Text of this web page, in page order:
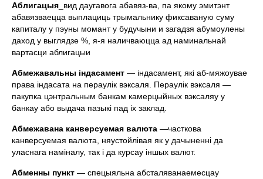
Аблигацыя _вид даугавога абавяз-ва, па якому эмитэнт
абавязваецца выплациць трымальнику фиксаваную суму
капиталу у пэуны момант у будучыни и загадзя абумоулены
даход у выглядзе %, я-я наличваюцца ад наминальнай
вартасци аблигацыи
Абмежавальны iндасамент — iндасамент, якi аб-мяжоувае
права iндасата на пераулiк вэксаля. Пераулiк вэксаля —
пакупка цэнтральным банкам камерцыйных вэксаляу у
банкау або выдача пазыкi пад iх заклад.
Абмежавана канверсуемая валюта —часткова
канверсуемая валюта, няустойлiвая як у дачыненнi да
уласнага намiналу, так i да курсау iншых валют.
Абменны пункт — спецыяльна абсталяванаемесцау